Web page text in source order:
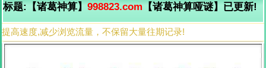
标题:【诸葛神算】 998823.com 【诸葛神算哑谜】已更新!
提高速度,减少浏览流量，不保留大量往期记录!